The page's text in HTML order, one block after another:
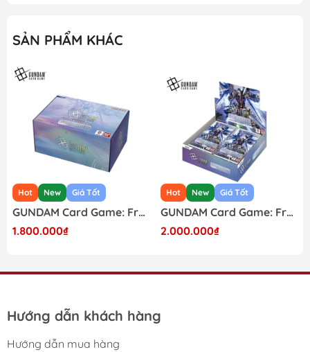
SẢN PHẨM KHÁC
New Giá Tốt
GUNDAM Card Game: Freedom Ascension GD-05 Custom Deck Build Box Japanese
New Giá Tốt
GUNDAM Card Game: Freedom Ascension GD-05 Japanese Booster Box
2.000.000₫
Hướng dẫn khách hàng
Hướng dẫn mua hàng